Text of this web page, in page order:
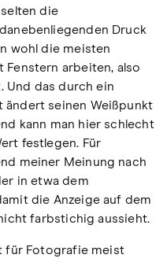
die
Druck
wohl die meisten
Fenstern arbeiten, also
Und das durch ein
ändert seinen Weißpunkt
kann man hier schlecht
festlegen. Für
meiner Meinung nach
in etwa dem
die Anzeige auf dem
farbstichig aussieht.
für Fotografie meist